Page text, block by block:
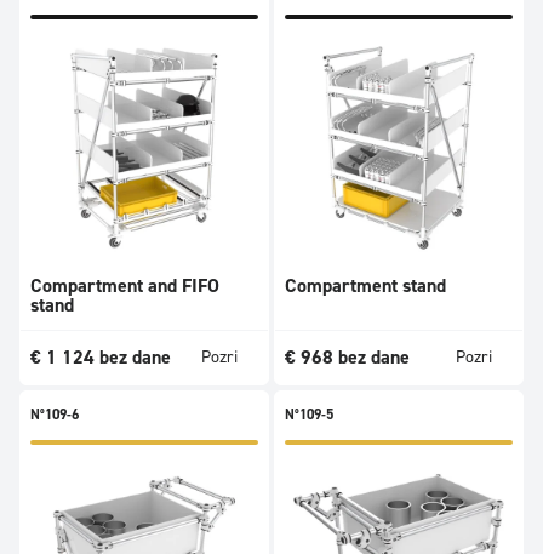
Compartment and FIFO
stand
€ 1 124 bez dane Pozri
Compartment stand
€ 968 bez dane Pozri
N°109-6 N°109-5